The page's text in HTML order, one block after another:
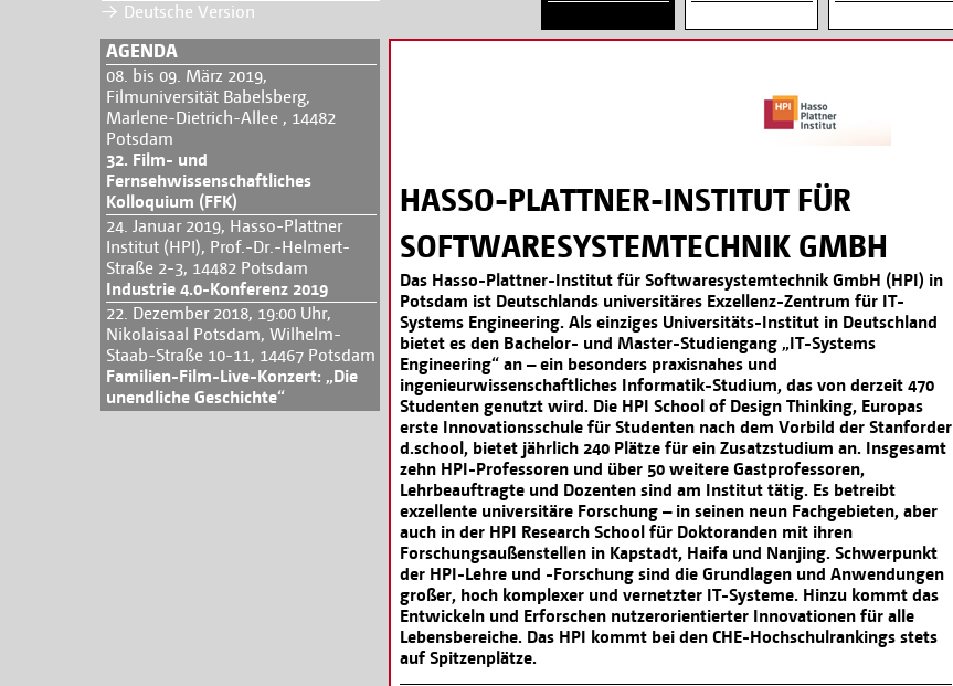
Deutsche Version
AGENDA
08. bis 09. März 2019,
Filmuniversität Babelsberg,
Marlene-Dietrich-Allee , 14482
Potsdam
32. Film- und
Fernsehwissenschaftliches
Kolloquium (FFK)
24. Januar 2019, Hasso-Plattner
Institut (HPI), Prof.-Dr.-Helmert-
Straße 2-3, 14482 Potsdam
Industrie 4.0-Konferenz 2019
22. Dezember 2018, 19:00 Uhr,
Nikolaisaal Potsdam, Wilhelm-
Staab-Straße 10-11, 14467 Potsdam
Familien-Film-Live-Konzert: „Die
unendliche Geschichte“
HASSO-PLATTNER-INSTITUT FÜR
SOFTWARESYSTEMTECHNIK GMBH
Das Hasso-Plattner-Institut für Softwaresystemtechnik GmbH (HPI) in
Potsdam ist Deutschlands universitäres Exzellenz-Zentrum für IT-
Systems Engineering. Als einziges Universitäts-Institut in Deutschland
bietet es den Bachelor- und Master-Studiengang „IT-Systems
Engineering“ an – ein besonders praxisnahes und
ingenieurwissenschaftliches Informatik-Studium, das von derzeit 470
Studenten genutzt wird. Die HPI School of Design Thinking, Europas
erste Innovationsschule für Studenten nach dem Vorbild der Stanforder
d.school, bietet jährlich 240 Plätze für ein Zusatzstudium an. Insgesamt
zehn HPI-Professoren und über 50 weitere Gastprofessoren,
Lehrbeauftragte und Dozenten sind am Institut tätig. Es betreibt
exzellente universitäre Forschung – in seinen neun Fachgebieten, aber
auch in der HPI Research School für Doktoranden mit ihren
Forschungsaußenstellen in Kapstadt, Haifa und Nanjing. Schwerpunkt
der HPI-Lehre und -Forschung sind die Grundlagen und Anwendungen
großer, hoch komplexer und vernetzter IT-Systeme. Hinzu kommt das
Entwickeln und Erforschen nutzerorientierter Innovationen für alle
Lebensbereiche. Das HPI kommt bei den CHE-Hochschulrankings stets
auf Spitzenplätze.